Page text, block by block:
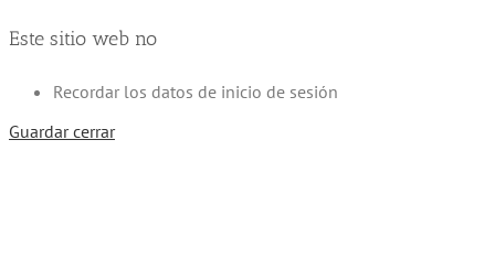
Este sitio web no
Recordar los datos de inicio de sesión
Guardar cerrar